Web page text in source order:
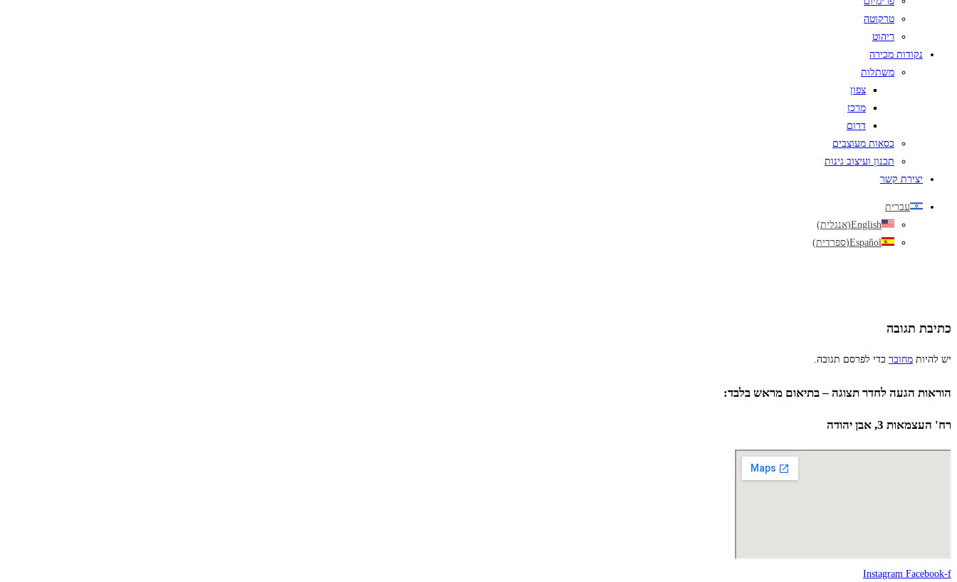
טרקוטה
ריהוט
נקודות מכירה
משתלות
צפון
מרכז
דרום
כסאות מעוצבים
תכנון ועיצוב גינות
יצירת קשר
עברית
English
(אנגלית)
Español
(ספרדית)
כתיבת תגובה
יש להיות מחובר כדי לפרסם תגובה.
הוראות הגעה לחדר תצוגה – בתיאום מראש בלבד:
רח' העצמאות 3, אבן יהודה
Instagram Facebook-f